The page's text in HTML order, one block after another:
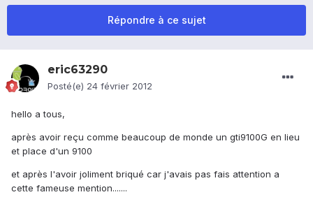
Répondre à ce sujet
eric63290
Posté(e) 24 février 2012
hello a tous,
après avoir reçu comme beaucoup de monde un gti9100G en lieu
et place d'un 9100
et après l'avoir joliment briqué car j'avais pas fais attention a
cette fameuse mention.......